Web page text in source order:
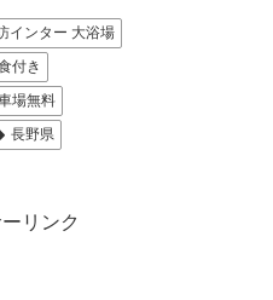
インター 大浴場
付き
場無料
長野県
リンク